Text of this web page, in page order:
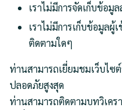
เราไม่มีการจัดเก็บข้อ
เราไม่มีการเก็บข้อมูลผู้
ติดตามใดๆ
ท่านสามารถเยี่ยมชมเว็บไซ
ปลอดภัยสูงสุด
ท่านสามารถติดตามบทวิเคร